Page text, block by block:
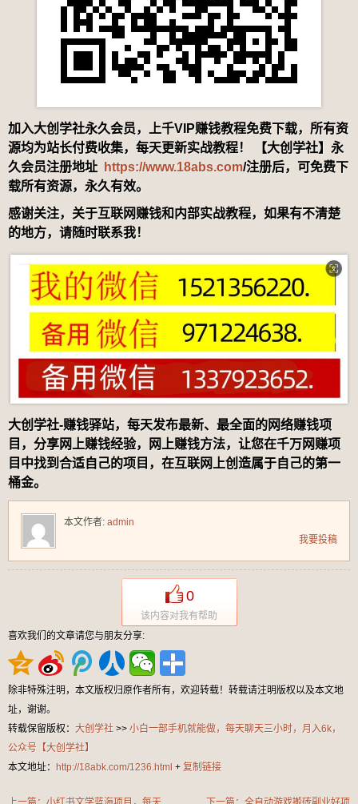
加入大创学社永久会员，上千VIP赚钱教程免费下载，所有资
源均为站长付费收集，每天更新实战教程！ 【大创学社】永
久会员注册地址
https://www.18abs.com/注册后，可免费下
载所有资源，永久有效。
感谢关注，关于互联网赚钱和内部实战教程，如果有不清楚
的地方，请随时联系我！
大创学社-赚钱驿站，每天发布最新、最全面的网络赚钱项
目，分享网上赚钱经验，网上赚钱方法，让您在千万网赚项
目中找到合适自己的项目，在互联网上创造属于自己的第一
桶金。
本文作者: admin
我要投稿
0
该内容对我有帮助
喜欢我们的文章请您与朋友分享:
除非特殊注明，本文版权归原作者所有，欢迎转载！转载请注明版权以及本文地
址，谢谢。
转载保留版权： 大创学社 >> 小白一部手机就能做，每天聊天三小时，月入6k，
公众号【大创学社】
本文地址： http://18abk.com/1236.html + 复制链接